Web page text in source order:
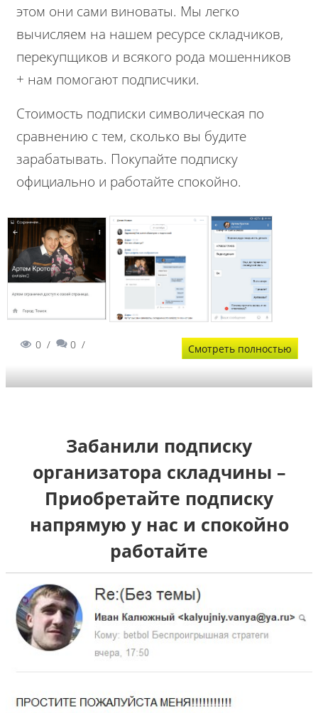
этом они сами виноваты. Мы легко
вычисляем на нашем ресурсе складчиков,
перекупщиков и всякого рода мошенников
+ нам помогают подписчики.
Стоимость подписки символическая по
сравнению с тем, сколько вы будите
зарабатывать. Покупайте подписку
официально и работайте спокойно.
0 0 Смотреть полностью
Забанили подписку
организатора складчины –
Приобретайте подписку
напрямую у нас и спокойно
работайте